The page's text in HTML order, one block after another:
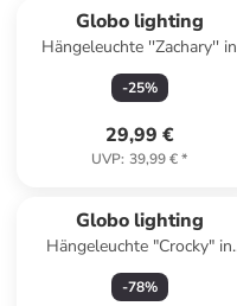
Globo lighting
Hängeleuchte ''Zachary'' in
Schwarz - (H)26 x Ø 17 cm
-25%
29,99 €
UVP: 39,99 €*
Globo lighting
Hängeleuchte "Crocky" in
Schwarz - (L)80 x (B)10 x
(H)150 cm
-78%